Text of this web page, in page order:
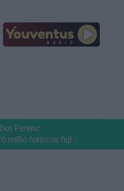
Ferenc
millió forintos fejl...